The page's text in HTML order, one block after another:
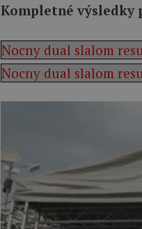
Kompletné výsledky
Nocny dual slalom
Nocny dual slalom